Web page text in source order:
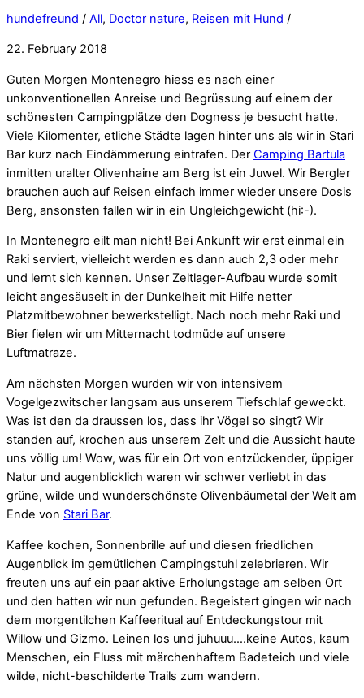
hundefreund / All, Doctor nature, Reisen mit Hund /
22. February 2018
Guten Morgen Montenegro hiess es nach einer
unkonventionellen Anreise und Begrüssung auf einem der
schönesten Campingplätze den Dogness je besucht hatte.
Viele Kilomenter, etliche Städte lagen hinter uns als wir in Stari
Bar kurz nach Eindämmerung eintrafen. Der Camping Bartula
inmitten uralter Olivenhaine am Berg ist ein Juwel. Wir Bergler
brauchen auch auf Reisen einfach immer wieder unsere Dosis
Berg, ansonsten fallen wir in ein Ungleichgewicht (hi:-).
In Montenegro eilt man nicht! Bei Ankunft wir erst einmal ein
Raki serviert, vielleicht werden es dann auch 2,3 oder mehr
und lernt sich kennen. Unser Zeltlager-Aufbau wurde somit
leicht angesäuselt in der Dunkelheit mit Hilfe netter
Platzmitbewohner bewerkstelligt. Nach noch mehr Raki und
Bier fielen wir um Mitternacht todmüde auf unsere
Luftmatraze.
Am nächsten Morgen wurden wir von intensivem
Vogelgezwitscher langsam aus unserem Tiefschlaf geweckt.
Was ist den da draussen los, dass ihr Vögel so singt? Wir
standen auf, krochen aus unserem Zelt und die Aussicht haute
uns völlig um! Wow, was für ein Ort von entzückender, üppiger
Natur und augenblicklich waren wir schwer verliebt in das
grüne, wilde und wunderschönste Olivenbäumetal der Welt am
Ende von Stari Bar.
Kaffee kochen, Sonnenbrille auf und diesen friedlichen
Augenblick im gemütlichen Campingstuhl zelebrieren. Wir
freuten uns auf ein paar aktive Erholungstage am selben Ort
und den hatten wir nun gefunden. Begeistert gingen wir nach
dem morgentilchen Kaffeeritual auf Entdeckungstour mit
Willow und Gizmo. Leinen los und juhuuu….keine Autos, kaum
Menschen, ein Fluss mit märchenhaftem Badeteich und viele
wilde, nicht-beschilderte Trails zum wandern.